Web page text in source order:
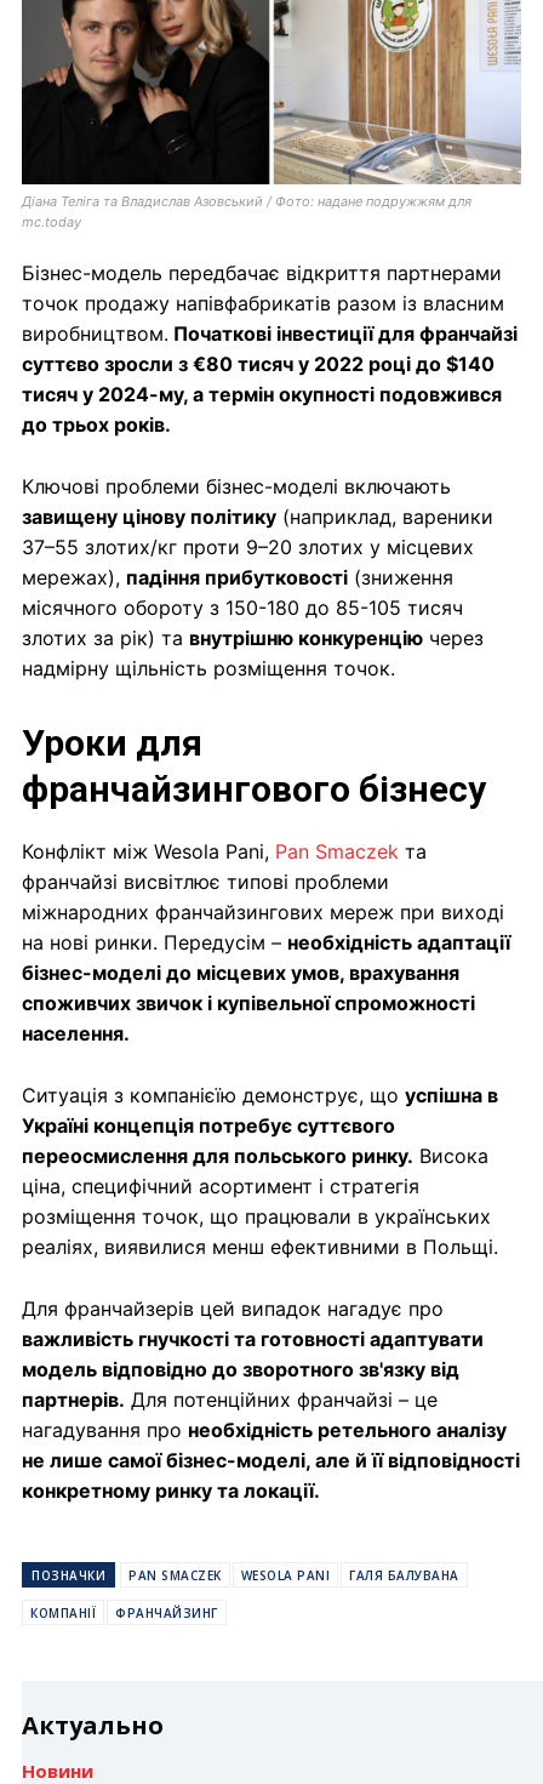
Діана Теліга та Владислав Азовський / Фото: надане подружжям для
mc.today
Бізнес-модель передбачає відкриття партнерами
точок продажу напівфабрикатів разом із власним
виробництвом. Початкові інвестиціїдля франчайзі
суттєво зросли з €80 тисяч у 2022 році до $140
тисяч у 2024-му, а термін окупності подовжився
до трьох років.
Ключові проблеми бізнес-моделі включають
завищену цінову політику (наприклад, вареники
37–55 злотих/кг проти 9–20 злотих у місцевих
мережах), падіння прибутковості (зниження
місячного обороту з 150-180 до 85-105 тисяч
злотих за рік) та внутрішню конкуренцію через
надмірну щільність розміщення точок.
Уроки для
франчайзингового бізнесу
Конфлікт між Wesola Pani, Pan Smaczek та
франчайзі висвітлює типові проблеми
міжнародних франчайзингових мереж при виході
на нові ринки. Передусім – необхідність адаптації
бізнес-моделі до місцевих умов, врахування
споживчих звичок і купівельної спроможності
населення.
Ситуація з компанієїю демонструє, що успішна в
Україні концепція потребує суттєвого
переосмислення для польського ринку. Висока
ціна, специфічний асортимент і стратегія
розміщення точок, що працювали в українських
реаліях, виявилися менш ефективними в Польщі.
Для франчайзерів цей випадок нагадує про
важливість гнучкості та готовності адаптувати
модель відповідно до зворотного зв'язку від
партнерів. Для потенційних франчайзі – це
нагадування про необхідність ретельного аналізу
не лише самої бізнес-моделі, але й її відповідності
конкретному ринку та локації.
ПОЗНАЧКИ PAN SMACZEK WESOLA PANI ГАЛЯ БАЛУВАНА
КОМПАНІЇ ФРАНЧАЙЗИНГ
Актуально
Новини